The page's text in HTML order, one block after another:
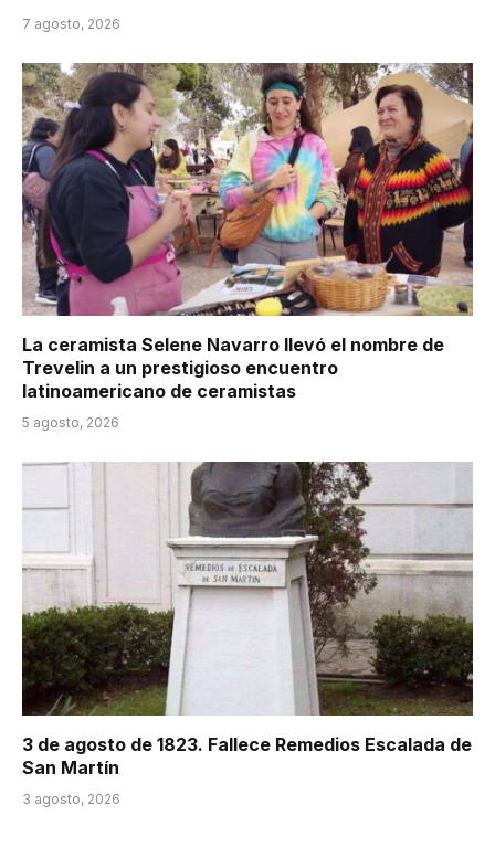
7 agosto, 2026
La ceramista Selene Navarro llevó el nombre de
Trevelin a un prestigioso encuentro
latinoamericano de ceramistas
5 agosto, 2026
3 de agosto de 1823. Fallece Remedios Escalada de
San Martín
3 agosto, 2026